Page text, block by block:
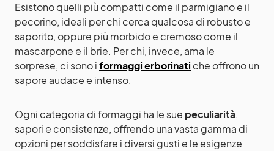
Esistono quelli più compatti come il parmigiano e il
pecorino, ideali per chi cerca qualcosa di robusto e
saporito, oppure più morbido e cremoso come il
mascarpone e il brie. Per chi, invece, ama le
sorprese, ci sono iformaggi erborinati che offrono un
sapore audace e intenso.
Ogni categoria di formaggi ha le sue peculiarità,
sapori e consistenze, offrendo una vasta gamma di
opzioni per soddisfare i diversi gusti e le esigenze